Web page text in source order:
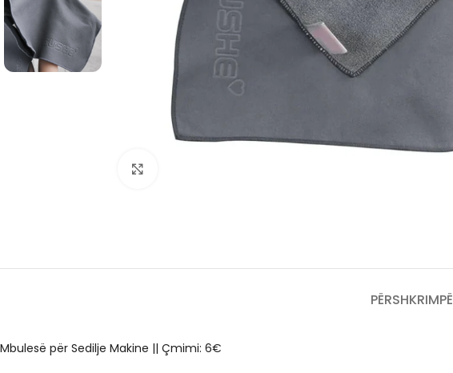
PËRSHKRIM
Mbulesë për Sedilje Makine || Çmimi: 6€